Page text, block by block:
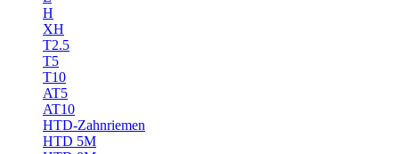
H
XH
T2.5
T5
T10
AT5
AT10
HTD-Zahnriemen
HTD 5M